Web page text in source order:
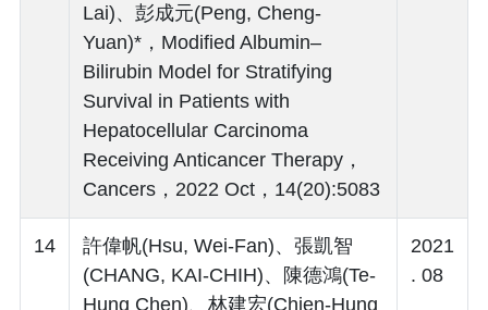
Lai)、彭成元(Peng, Cheng-
Yuan)*，Modified Albumin–
Bilirubin Model for Stratifying
Survival in Patients with
Hepatocellular Carcinoma
Receiving Anticancer Therapy，
Cancers，2022 Oct，14(20):5083
14
許偉帆(Hsu, Wei-Fan)、張凱智
(CHANG, KAI-CHIH)、陳德鴻(Te-
Hung Chen)、林建宏(Chien-Hung
2021
. 08